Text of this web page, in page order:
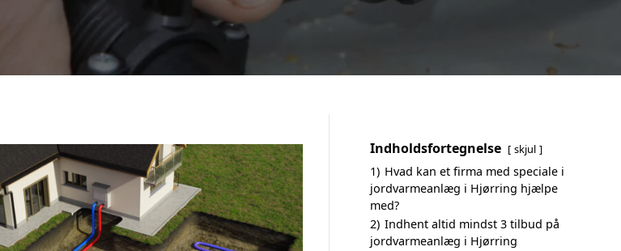
Indholdsfortegnelse skjul
1) Hvad kan et firma med speciale i
jordvarmeanlæg i Hjørring hjælpe
med?
2) Indhent altid mindst 3 tilbud på
jordvarmeanlæg i Hjørring